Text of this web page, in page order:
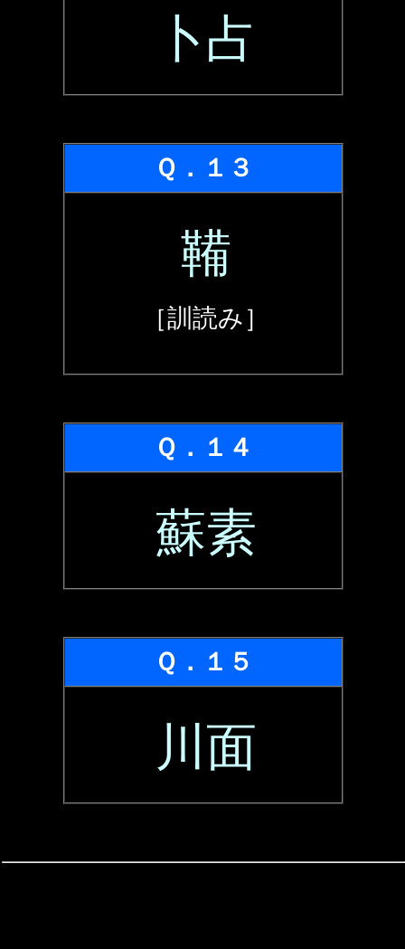
卜占
Ｑ．１３
鞴
［訓読み］
Ｑ．１４
蘇素
Ｑ．１５
川面